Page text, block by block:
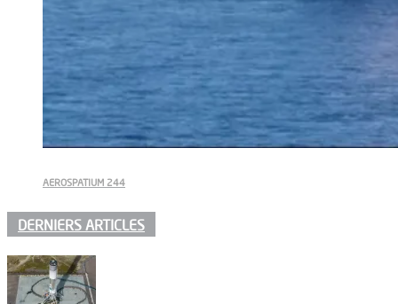
AEROSPATIUM 244
DERNIERS ARTICLES